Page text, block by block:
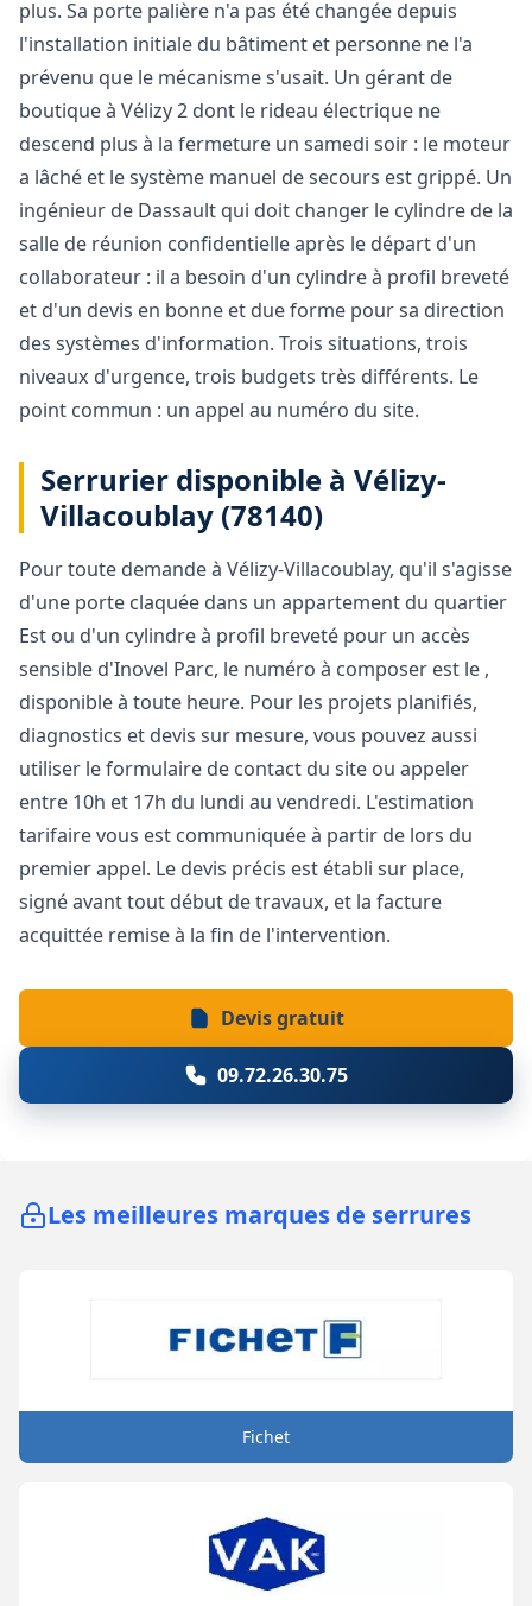
plus. Sa porte palière n'a pas été changée depuis
l'installation initiale du bâtiment et personne ne l'a
prévenu que le mécanisme s'usait. Un gérant de
boutique à Vélizy 2 dont le rideau électrique ne
descend plus à la fermeture un samedi soir : le moteur
a lâché et le système manuel de secours est grippé. Un
ingénieur de Dassault qui doit changer le cylindre de la
salle de réunion confidentielle après le départ d'un
collaborateur : il a besoin d'un cylindre à profil breveté
et d'un devis en bonne et due forme pour sa direction
des systèmes d'information. Trois situations, trois
niveaux d'urgence, trois budgets très différents. Le
point commun : un appel au numéro du site.
Serrurier disponible à Vélizy-
Villacoublay (78140)
Pour toute demande à Vélizy-Villacoublay, qu'il s'agisse
d'une porte claquée dans un appartement du quartier
Est ou d'un cylindre à profil breveté pour un accès
sensible d'Inovel Parc, le numéro à composer est le ,
disponible à toute heure. Pour les projets planifiés,
diagnostics et devis sur mesure, vous pouvez aussi
utiliser le formulaire de contact du site ou appeler
entre 10h et 17h du lundi au vendredi. L'estimation
tarifaire vous est communiquée à partir de lors du
premier appel. Le devis précis est établi sur place,
signé avant tout début de travaux, et la facture
acquittée remise à la fin de l'intervention.
Devis gratuit
09.72.26.30.75
Les meilleures marques de serrures
Fichet